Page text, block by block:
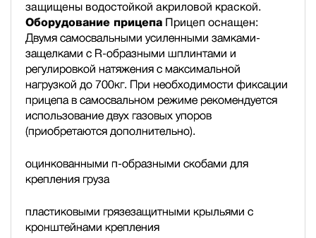
защищены водостойкой акриловой краской.
Оборудование прицепа Прицеп оснащен:
Двумя самосвальными усиленными замками-
защелками с R-образными шплинтами и
регулировкой натяжения с максимальной
нагрузкой до 700кг. При необходимости фиксации
прицепа в самосвальном режиме рекомендуется
использование двух газовых упоров
(приобретаются дополнительно).
оцинкованными п-образными скобами для
крепления груза
пластиковыми грязезащитными крыльями с
кронштейнами крепления